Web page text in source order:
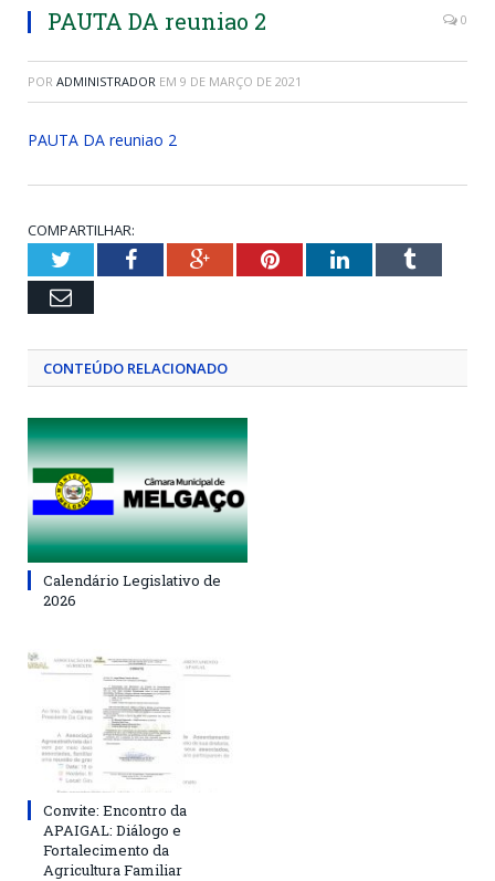
PAUTA DA reuniao 2 0
POR ADMINISTRADOR EM 9 DE MARÇO DE 2021
PAUTA DA reuniao 2
COMPARTILHAR:
TwitterFacebookGoogle+PinterestLinkedInTumblr
Email
CONTEÚDO RELACIONADO
Calendário Legislativo de
2026
Convite: Encontro da
APAIGAL: Diálogo e
Fortalecimento da
Agricultura Familiar